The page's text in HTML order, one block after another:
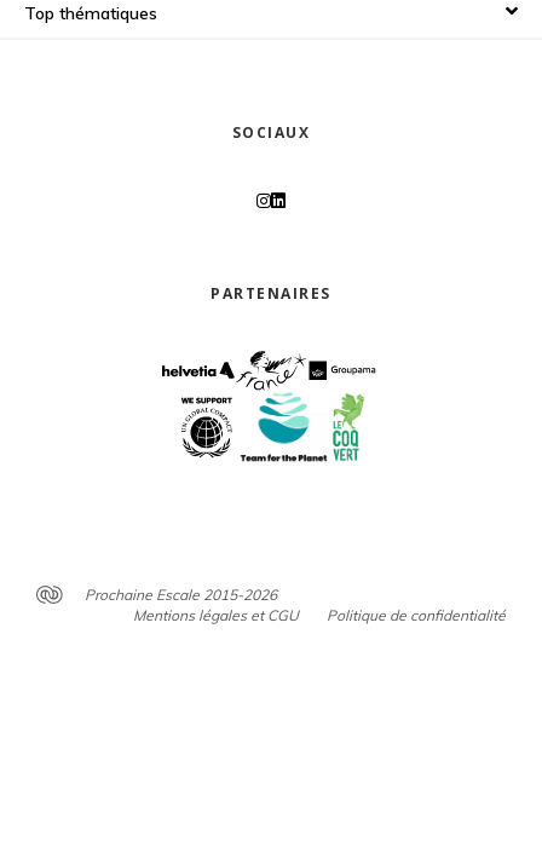
Top thématiques
SOCIAUX
PARTENAIRES
Prochaine Escale 2015-2026
Mentions légales et CGU
Politique de confidentialité